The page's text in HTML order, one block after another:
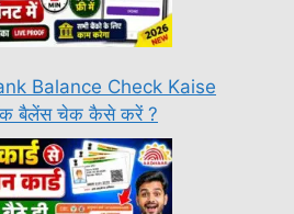
Balance Check Kaise
बैलेंस चेक कैसे करें ?